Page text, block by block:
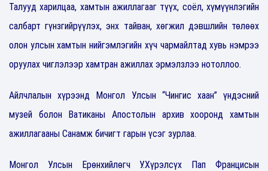
Талууд харилцаа, хамтын ажиллагааг түүх, соёл, хүмүүнлэгийн
салбарт гүнзгийрүүлэх, энх тайван, хөгжил дэвшлийн төлөөх
олон улсын хамтын нийгэмлэгийн хүч чармайлтад хувь нэмрээ
оруулах чиглэлээр хамтран ажиллах эрмэлзлээ нотоллоо.
Айлчлалын хүрээнд Монгол Улсын “Чингис хаан” үндэсний
музей болон Ватиканы Апостолын архив хооронд хамтын
ажиллагааны Санамж бичигт гарын үсэг зурлаа.
Монгол Улсын Ерөнхийлөгч У.Хүрэлсүх Пап Францисын